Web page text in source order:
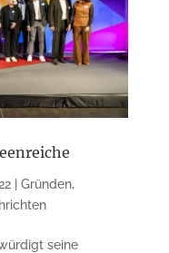
| Gründen,
seine